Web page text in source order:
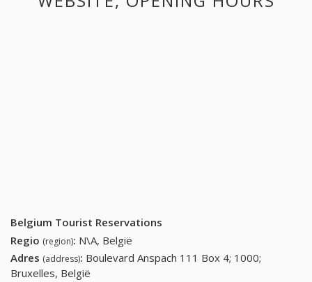
Belgium Tourist Reservations
Regio (region): N\A, België
Adres (address): Boulevard Anspach 111 Box 4; 1000;
Bruxelles, België